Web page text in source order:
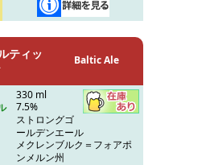
ティッ
Baltic Ale
330 ml
7.5%
ストロングゴ
ールデンエール
メクレンブルク＝フォアポ
ンメルン州